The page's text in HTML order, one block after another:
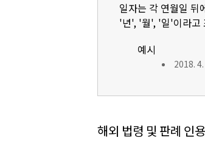
일자는 각 연월일 뒤
'년', '월', '일'이라고
예시
2018.
해외 법령 및 판례 인용